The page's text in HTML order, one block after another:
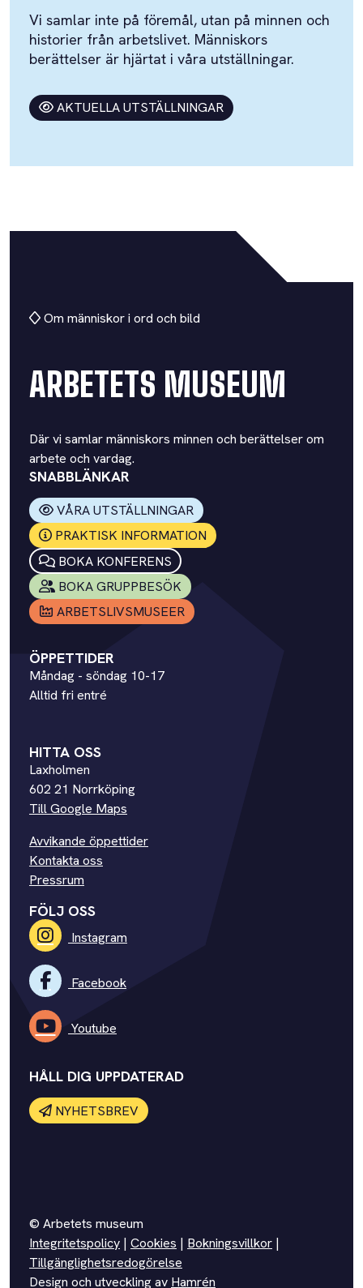
Vi samlar inte på föremål, utan på minnen och
historier från arbetslivet. Människors
berättelser är hjärtat i våra utställningar.
AKTUELLA UTSTÄLLNINGAR
Om människor i ord och bild
ARBETETS MUSEUM
Där vi samlar människors minnen och berättelser om
arbete och vardag.
SNABBLÄNKAR
VÅRA UTSTÄLLNINGAR
PRAKTISK INFORMATION
BOKA KONFERENS
BOKA GRUPPBESÖK
ARBETSLIVSMUSEER
ÖPPETTIDER
Måndag - söndag 10-17
Alltid fri entré
HITTA OSS
Laxholmen
602 21 Norrköping
Till Google Maps
Avvikande öppettider
Kontakta oss
Pressrum
FÖLJ OSS
Instagram
Facebook
Youtube
HÅLL DIG UPPDATERAD
NYHETSBREV
© Arbetets museum
Integritetspolicy | Cookies | Bokningsvillkor |
Tillgänglighetsredogörelse
Design och utveckling av Hamrén